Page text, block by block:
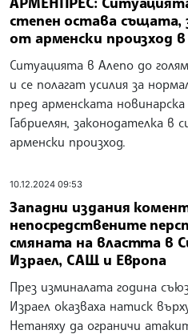
степен остава същата,
от арменски произход
Ситуацията в Алепо до
и се полагат усилия за
пред арменската
Габриелян, законодателка в
арменски произход.
10.12.2024 09:53
Западни издания
непосредствените
смяната на властта в
Израел, САЩ и Европа
През изминалата година
Израел оказваха натиск
Нетаняху да ограничи